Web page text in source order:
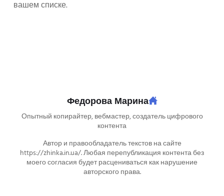
вашем списке.
Федорова Марина
Опытный копирайтер, вебмастер, создатель цифрового
контента
Автор и правообладатель текстов на сайте
https://zhinka.in.ua/. Любая перепубликация контента без
моего согласия будет расцениваться как нарушение
авторского права.